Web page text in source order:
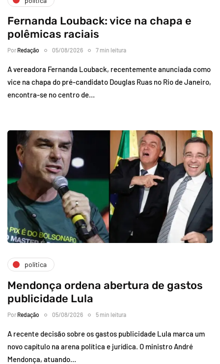
Fernanda Louback: vice na chapa e
polêmicas raciais
Por Redação 05/08/2026 7 min leitura
A vereadora Fernanda Louback, recentemente anunciada como
vice na chapa do pré-candidato Douglas Ruas no Rio de Janeiro,
encontra-se no centro de…
política
Mendonça ordena abertura de gastos
publicidade Lula
Por Redação 05/08/2026 5 min leitura
A recente decisão sobre os gastos publicidade Lula marca um
novo capítulo na arena política e jurídica. O ministro André
Mendonça, atuando…